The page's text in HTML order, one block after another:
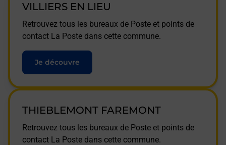
VILLIERS EN LIEU
Retrouvez tous les bureaux de Poste et points de
contact La Poste dans cette commune.
Je découvre
THIEBLEMONT FAREMONT
Retrouvez tous les bureaux de Poste et points de
contact La Poste dans cette commune.